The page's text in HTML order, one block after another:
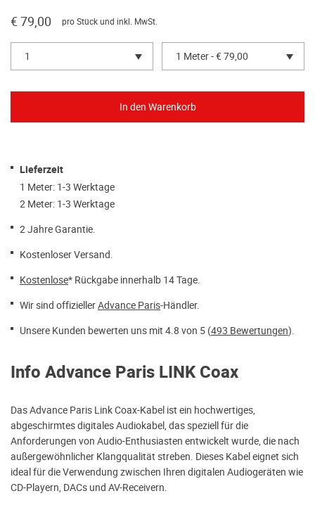
€ 79,00 pro Stück und inkl. MwSt.
1 1 Meter - € 79,00
Lieferzeit
1 Meter: 1-3 Werktage
2 Meter: 1-3 Werktage
2 Jahre Garantie.
Kostenloser Versand.
Kostenlose* Rückgabe innerhalb 14 Tage.
Wir sind offiziellerAdvance Paris-Händler.
Unsere Kunden bewerten uns mit 4.8 von 5 (493 Bewertungen).
Info Advance Paris LINK Coax
Das Advance Paris Link Coax-Kabel ist ein hochwertiges,
abgeschirmtes digitales Audiokabel, das speziell für die
Anforderungen von Audio-Enthusiasten entwickelt wurde, die nach
außergewöhnlicher Klangqualität streben. Dieses Kabel eignet sich
ideal für die Verwendung zwischen Ihren digitalen Audiogeräten wie
CD-Playern, DACs und AV-Receivern.